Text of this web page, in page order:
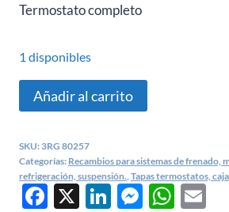
Termostato completo
1 disponibles
Termostato
Citroen
Saxo,
Xsara,
Peugeot
Añadir al carrito
SKU: 3RG 80257
Categorías: Recambios para sistemas de frenado,
refrigeración, suspensión. Tapas termostatos,
Facebook
X LinkedIn